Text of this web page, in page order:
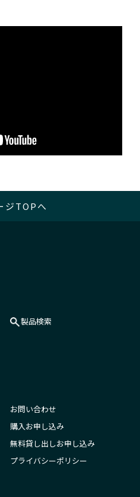
ジTOPへ
製品検索
お問い合わせ
購入お申し込み
無料貸し出しお申し込み
プライバシーポリシー